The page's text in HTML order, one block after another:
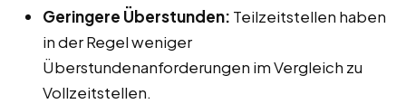
Geringere Überstunden: Teilzeitstellen haben
in der Regel weniger
Überstundenanforderungen im Vergleich zu
Vollzeitstellen.